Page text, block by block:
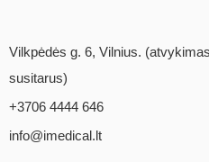
Vilkpėdės g. 6, Vilnius.
susitarus)
+3706 4444 646
info@imedical.lt